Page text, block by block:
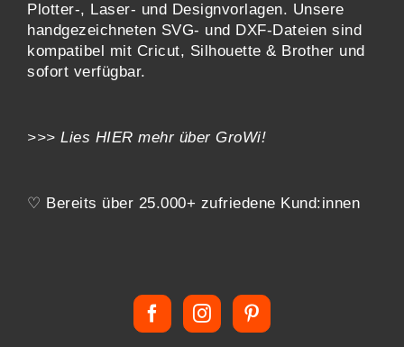
Plotter-, Laser- und Designvorlagen. Unsere
handgezeichneten SVG- und DXF- Dateien sind
kompatibel mit Cricut, Silhouette & Brother und
sofort verfügbar.
>>> Lies HIER mehr über GroWi!
♡ Bereits über 25.000+ zufriedene Kund:innen